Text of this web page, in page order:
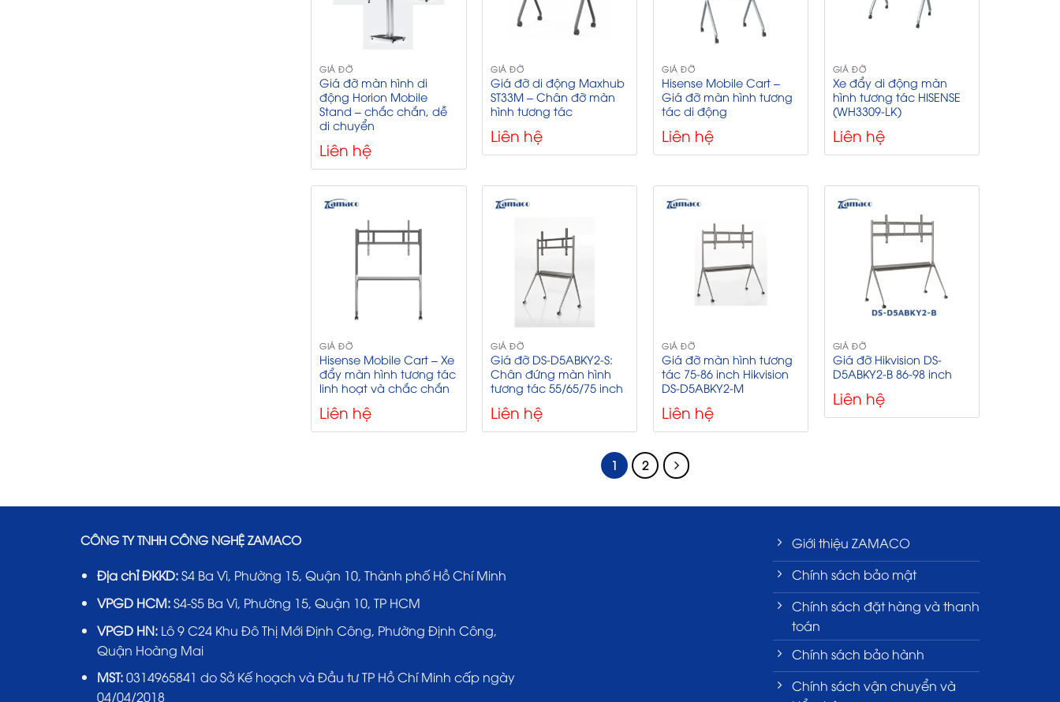
GIÁ ĐỠ
Giá đỡ màn hình di
động Horion Mobile
Stand – chắc chắn, dễ
di chuyển
Liên hệ
GIÁ ĐỠ
Giá đỡ di động Maxhub
ST33M – Chân đỡ màn
hình tương tác
Liên hệ
GIÁ ĐỠ
Hisense Mobile Cart –
Giá đỡ màn hình tương
tác di động
Liên hệ
GIÁ ĐỠ
Xe đẩy di động màn
hình tương tác HISENSE
(WH3309-LK)
Liên hệ
GIÁ ĐỠ
Hisense Mobile Cart – Xe
đẩy màn hình tương tác
linh hoạt và chắc chắn
Liên hệ
GIÁ ĐỠ
Giá đỡ DS-D5ABKY2-S:
Chân đứng màn hình
tương tác 55/65/75 inch
Liên hệ
GIÁ ĐỠ
Giá đỡ màn hình tương
tác 75-86 inch Hikvision
DS-D5ABKY2-M
Liên hệ
GIÁ ĐỠ
Giá đỡ Hikvision DS-
D5ABKY2-B 86-98 inch
Liên hệ
1 2
CÔNG TY TNHH CÔNG NGHỆ ZAMACO
Địa chỉ ĐKKD:S4 Ba Vì, Phường 15, Quận 10, Thành phố Hồ Chí Minh
VPGD HCM:S4-S5 Ba Vì, Phường 15, Quận 10, TP HCM
VPGD HN:Lô 9 C24 Khu Đô Thị Mới Định Công, Phường Định Công,
Quận Hoàng Mai
MST:0314965841 do Sở Kế hoạch và Đầu tư TP Hồ Chí Minh cấp ngày
04/04/2018
Giới thiệu ZAMACO
Chính sách bảo mật
Chính sách đặt hàng và thanh
toán
Chính sách bảo hành
Chính sách vận chuyển và